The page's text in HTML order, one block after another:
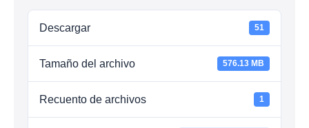
Descargar 51
Tamaño del archivo 576.13 MB
Recuento de archivos 1